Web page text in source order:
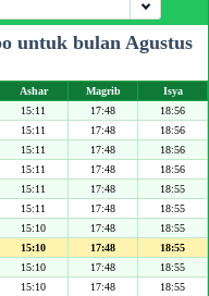
untuk bulan Agustus
Ashar Magrib
Isya
15:11 17:48
18:56
15:11 17:48
18:56
15:11 17:48
18:56
15:11 17:48
18:56
15:11 17:48
18:55
15:11 17:48
18:55
15:10 17:48
18:55
15:10 17:48
18:55
15:10 17:48
18:55
15:10 17:48
18:55